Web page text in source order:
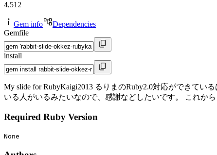
4,512
Gem info
Dependencies
Gemfile
install
My slide for RubyKaigi2013 るりまのRuby2.0対応ができて
いる人がいるみたいなので、感謝などしたいです。 これか
Required Ruby Version
None